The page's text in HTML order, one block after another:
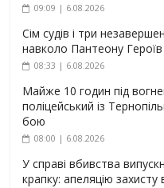
09:09 | 6.08.2026
Сім судів і три
навколо Пантеону
08:33 | 6.08.2026
Майже 10 годин під
поліцейський із
бою
08:00 | 6.08.2026
У справі вбивства
крапку: апеляцію захисту